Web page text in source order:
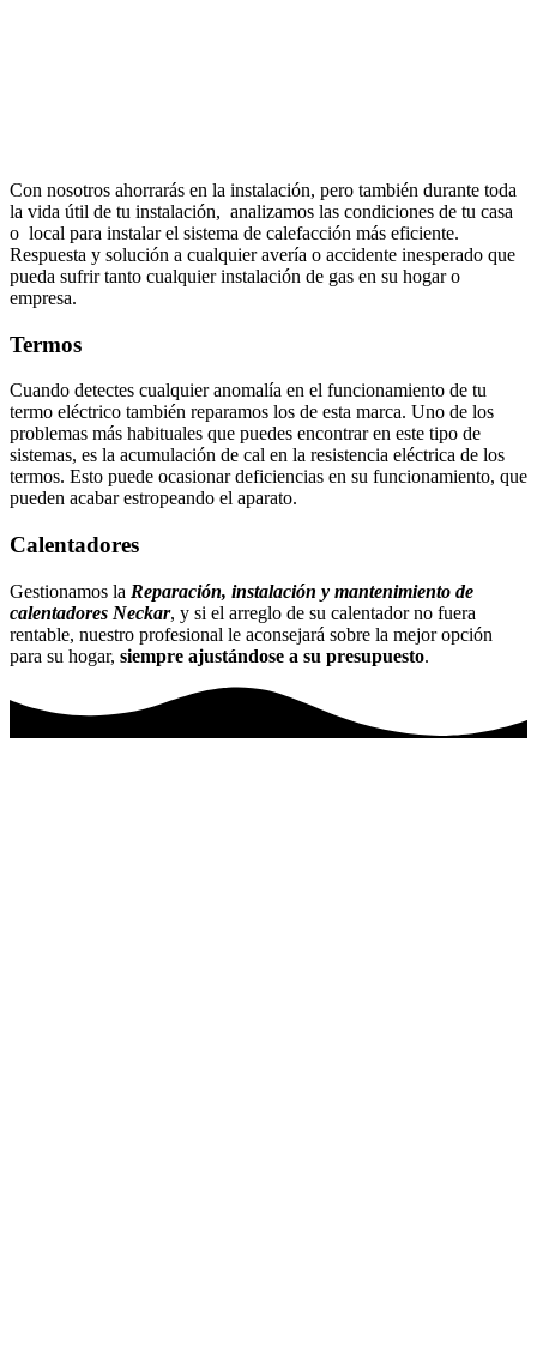
Con nosotros ahorrarás en la instalación, pero también durante toda
la vida útil de tu instalación, analizamos las condiciones de tu casa
o local para instalar el sistema de calefacción más eficiente.
Respuesta y solución a cualquier avería o accidente inesperado que
pueda sufrir tanto cualquier instalación de gas en su hogar o
empresa.
Termos
Cuando detectes cualquier anomalía en el funcionamiento de tu
termo eléctrico también reparamos los de esta marca. Uno de los
problemas más habituales que puedes encontrar en este tipo de
sistemas, es la acumulación de cal en la resistencia eléctrica de los
termos. Esto puede ocasionar deficiencias en su funcionamiento, que
pueden acabar estropeando el aparato.
Calentadores
Gestionamos la Reparación, instalación y mantenimiento de
calentadores Neckar, y si el arreglo de su calentador no fuera
rentable, nuestro profesional le aconsejará sobre la mejor opción
para su hogar, siempre ajustándose a su presupuesto.